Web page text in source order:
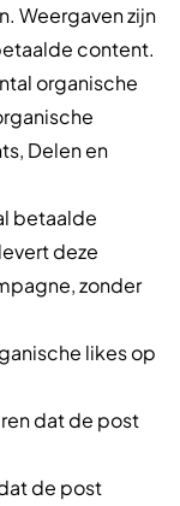
Weergaven zijn
content.
organische
Delen en
betaalde
deze
zonder
likes op
dat de post
de post